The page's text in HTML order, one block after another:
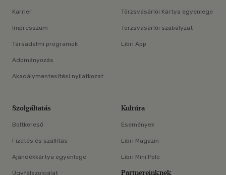
Karrier
Impresszum
Társadalmi programok
Adományozás
Akadálymentesítési nyilatkozat
Törzsvásárlói Kártya egyenlege
Törzsvásárlói szabályzat
Libri App
Szolgáltatás
Boltkereső
Fizetés és szállítás
Ajándékkártya egyenlege
Ügyfélszolgálat
Kultúra
Események
Libri Magazin
Libri Mini Polc
Partnereinknek